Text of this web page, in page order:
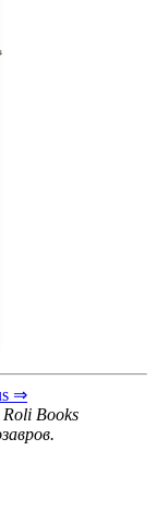
⇒
Books